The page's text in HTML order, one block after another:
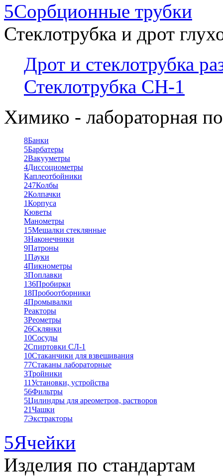
5Сорбционные трубки
Стеклотрубка и дрот
Дрот и стеклотрубка
Стеклотрубка СН-1
Химико - лабораторная
8Банки
5Барбатеры
2Вакууметры
4Диссоциометры
Каплеотбойники
247Колбы
2Колпачки
1Корпуса
Кюветы
Манометры
15Мешалки стеклянные
3Наконечники
9Патроны
1Пауки
4Пикнометры
3Поплавки
136Пробирки
18Пробоотборники
4Промывалки
Реакторы
3Реометры
26Склянки
10Сосуды
2Спиртовки СЛ-1
10Стаканчики для взвешивания
77Стаканы лабораторные
3Тройники
11Установки, устройства
56Фильтры
5Цилиндры для ареометров, растворов
21Чашки
7Экстракторы
5Ячейки
Изделия по стандартам